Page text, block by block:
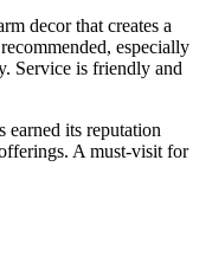
decor that creates a
especially
Service is friendly and
earned its reputation
A must-visit for